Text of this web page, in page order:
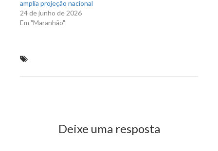
amplia projeção nacional
24 de junho de 2026
Em "Maranhão"
Deixe uma resposta